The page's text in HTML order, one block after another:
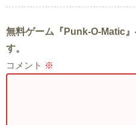
無料ゲーム『Punk-O-Matic
す。
コメント ※